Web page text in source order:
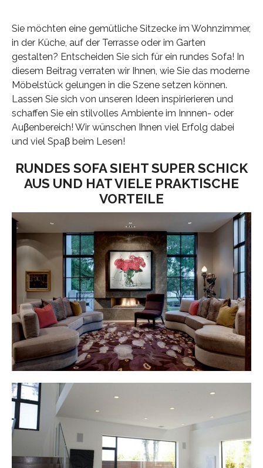
Sie möchten eine gemütliche Sitzecke im Wohnzimmer,
in der Küche, auf der Terrasse oder im Garten
gestalten? Entscheiden Sie sich für ein rundes Sofa! In
diesem Beitrag verraten wir Ihnen, wie Sie das moderne
Möbelstück gelungen in die Szene setzen können.
Lassen Sie sich von unseren Ideen inspirierieren und
schaffen Sie ein stilvolles Ambiente im Innnen- oder
Auβenbereich! Wir wünschen Ihnen viel Erfolg dabei
und viel Spaβ beim Lesen!
RUNDES SOFA SIEHT SUPER SCHICK
AUS UND HAT VIELE PRAKTISCHE
VORTEILE